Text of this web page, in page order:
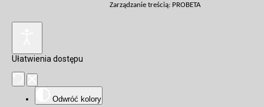
Zarządzanie treścią: PROBETA
Ułatwienia dostępu
Odwróć kolory